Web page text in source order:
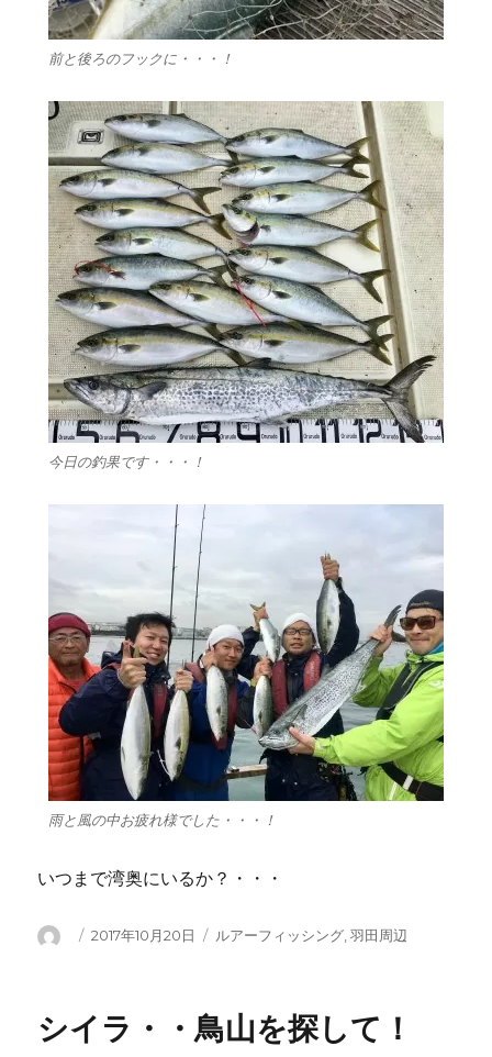
前と後ろのフックに・・・！
今日の釣果です・・・！
雨と風の中お疲れ様でした・・・！
いつまで湾奥にいるか？・・・
投 投
2017年10月20日
カ
ー
ルアーフィッシング,羽田周辺
シイラ・・鳥山を探して！